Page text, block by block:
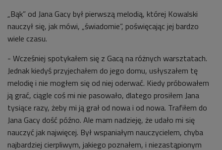
„Bąk” od Jana Gacy był pierwszą melodią, której Kowalski
nauczył się, jak mówi, „świadomie”, poświęcając jej bardzo
wiele czasu.
- Wcześniej spotykałem się z Gacą na różnych warsztatach.
Jednak kiedyś przyjechałem do jego domu, usłyszałem tę
melodię i nie mogłem się od niej oderwać. Kiedy próbowałem
ją grać, ciągle coś mi nie pasowało, dlatego prosiłem Jana
tysiące razy, żeby mi ją grał od nowa i od nowa. Trafiłem do
Jana Gacy dość późno. Ale mam nadzieję, że udało mi się
nauczyć jak najwięcej. Był wspaniałym nauczycielem, chyba
najbardziej cierpliwym, jakiego poznałem, i niezastąpionym